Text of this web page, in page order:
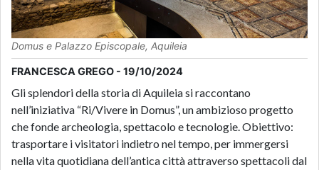
Domus e Palazzo Episcopale, Aquileia
FRANCESCA GREGO - 19/10/2024
Gli splendori della storia di Aquileia si raccontano
nell’iniziativa “Ri/Vivere in Domus”, un ambizioso progetto
che fonde archeologia, spettacolo e tecnologie. Obiettivo:
trasportare i visitatori indietro nel tempo, per immergersi
nella vita quotidiana dell’antica città attraverso spettacoli dal